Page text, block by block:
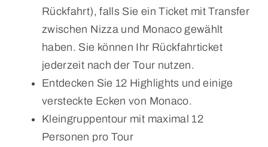
Rückfahrt), falls Sie ein Ticket mit Transfer
zwischen Nizza und Monaco gewählt
haben. Sie können Ihr Rückfahrticket
jederzeit nach der Tour nutzen.
Entdecken Sie 12 Highlights und einige
versteckte Ecken von Monaco.
Kleingruppentour mit maximal 12
Personen pro Tour